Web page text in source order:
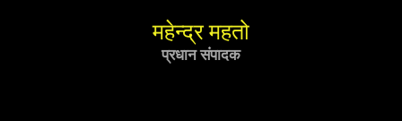
महेन्द्र महतो
प्रधान संपादक